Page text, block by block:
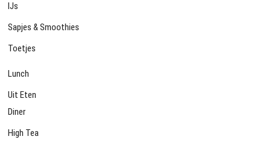
IJs
Sapjes & Smoothies
Toetjes
Lunch
Uit Eten
Diner
High Tea